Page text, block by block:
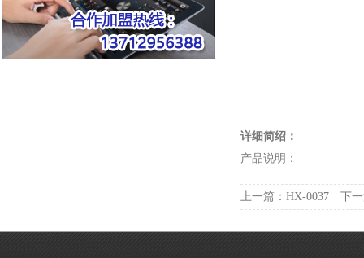
详细简绍：
产品说明：
上一篇： HX-0037 下一